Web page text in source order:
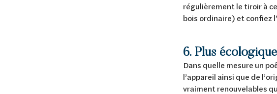
régulièrement le tiroir à
bois ordinaire) et confiez
6. Plus
Dans quelle mesure un
l’appareil ainsi que de
vraiment renouvelables